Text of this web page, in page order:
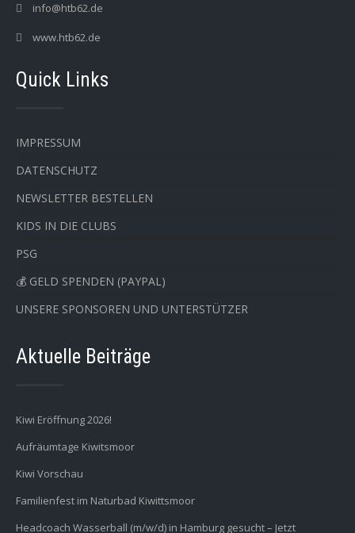
info@htb62.de
www.htb62.de
Quick Links
IMPRESSUM
DATENSCHUTZ
NEWSLETTER BESTELLEN
KIDS IN DIE CLUBS
PSG
💰 GELD SPENDEN (PAYPAL)
UNSERE SPONSOREN UND UNTERSTÜTZER
Aktuelle Beiträge
Kiwi Eröffnung 2026!
Aufräumtage Kiwitsmoor
Kiwi Vorschau
Familienfest im Naturbad Kiwittsmoor
Headcoach Wasserball (m/w/d) in Hamburg gesucht – Jetzt